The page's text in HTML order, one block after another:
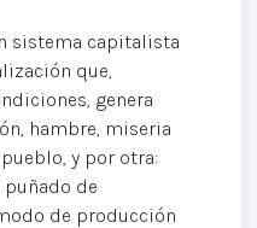
sistema capitalista
que,
genera
hambre, miseria
y por otra:
de
de producción